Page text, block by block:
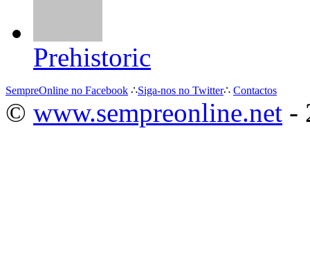
Prehistoric
SempreOnline no Facebook ∴Siga-nos no Twitter∴ Contactos
© www.sempreonline.net -